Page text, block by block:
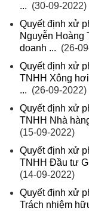
... (30-09-2022)
Quyết định xử
Nguyễn Hoàng
doanh ... (26-
Quyết định xử
TNHH Xông
... (26-09-2022)
Quyết định xử
TNHH Nhà
(15-09-2022)
Quyết định xử
TNHH Đầu tư
(14-09-2022)
Quyết định xử
Trách nhiệm